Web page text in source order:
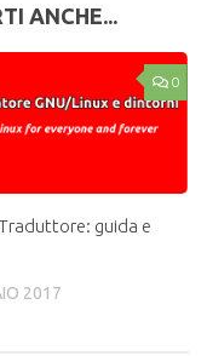
ANCHE...
0
guida e
2017